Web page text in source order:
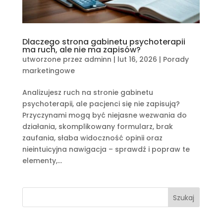
Dlaczego strona gabinetu psychoterapii
ma ruch, ale nie ma zapisów?
utworzone przez adminn | lut 16, 2026 | Porady
marketingowe
Analizujesz ruch na stronie gabinetu
psychoterapii, ale pacjenci się nie zapisują?
Przyczynami mogą być niejasne wezwania do
działania, skomplikowany formularz, brak
zaufania, słaba widoczność opinii oraz
nieintuicyjna nawigacja – sprawdź i popraw te
elementy,...
Szukaj